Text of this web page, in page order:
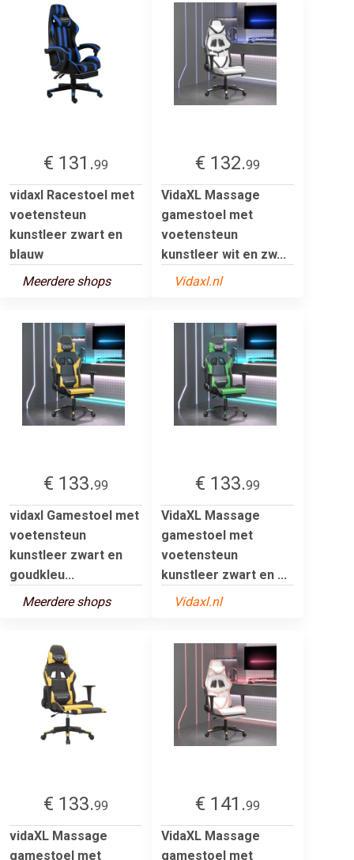
€ 131.99
vidaxl Racestoel met
voetensteun
kunstleer zwart en
blauw
Meerdere shops
€ 132.99
VidaXL Massage
gamestoel met
voetensteun
kunstleer wit en zw...
Vidaxl.nl
€ 133.99
vidaxl Gamestoel met
voetensteun
kunstleer zwart en
goudkleu...
Meerdere shops
€ 133.99
VidaXL Massage
gamestoel met
voetensteun
kunstleer zwart en ...
Vidaxl.nl
€ 133.99
vidaXL Massage
gamestoel met
€ 141.99
VidaXL Massage
gamestoel met